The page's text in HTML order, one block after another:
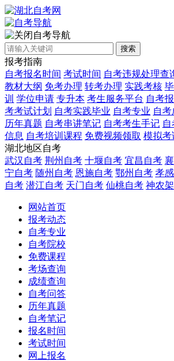
自考导航
搜索
报考指南
自考报名时间 考试时间 自考违规处理查
教材大纲 免考办理 转考办理 实践考核
训 学位申请 专升本 考生服务平台 自考
考考试计划 自考实践毕业 自考专业 自
历年真题 自考串讲笔记 自考考生手记
信息 自考培训课程 免费视频领取 模拟考
湖北地区自考
武汉自考 荆州自考 十堰自考 宜昌自考
宁自考 随州自考 恩施自考 鄂州自考 孝
自考 潜江自考 天门自考 仙桃自考 神农
网站首页
报考动态
自考专业
自考院校
免费课程
考场查询
成绩查询
自考问答
历年真题
自考笔记
报名时间
考试时间
网上报名